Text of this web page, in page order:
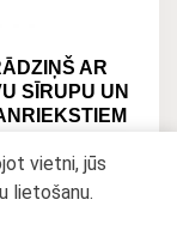
AR
SĪRUPU UN
TO CART
vietni, jūs
lietošanu.